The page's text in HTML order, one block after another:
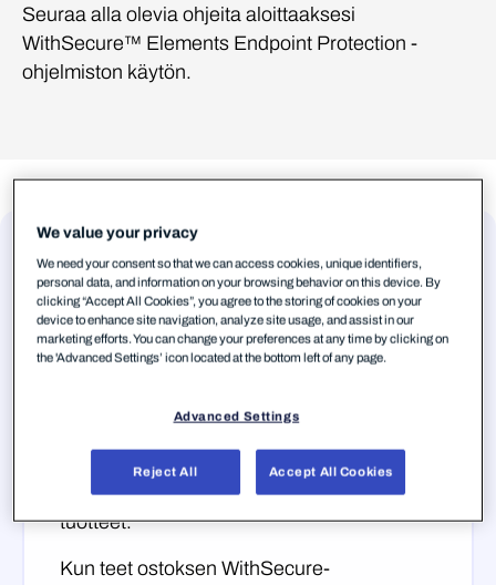
Seuraa alla olevia ohjeita aloittaaksesi
WithSecure™ Elements Endpoint Protection -
ohjelmiston käytön.
Vaihe 1 — Kirjaudu sisään
Elements Security Center -
palveluun
Tarvitset WithSecure™-Business
Security Center ↗
-hallintaportaalia, joka
kattaa kaikki WithSecure™ Elements -
tuotteet.
Kun teet ostoksen WithSecure-
We value your privacy
We need your consent so that we can access cookies, unique identifiers,
personal data, and information on your browsing behavior on this device. By
clicking “Accept All Cookies”, you agree to the storing of cookies on your
device to enhance site navigation, analyze site usage, and assist in our
marketing efforts. You can change your preferences at any time by clicking on
the 'Advanced Settings’ icon located at the bottom left of any page.
Advanced Settings
Reject All Accept All Cookies